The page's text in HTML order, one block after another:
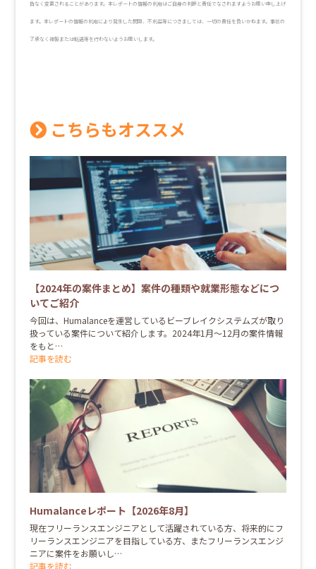
告なく変更されることがあります。本レポートの情報の利用はご自身の判断と責任でなされますようお願い申し上げ
ます。本レポートの情報の利用により発生した問題、不利益等につきましては、一切の責任を負いかねます。事前の
了承なく複製または転送等を行わないようお願いします。
こちらもオススメ
【2024年の案件まとめ】案件の種類や就業形態などにつ
いてご紹介
今回は、Humalanceを運営しているビーブレイクシステムズが取り
扱っている案件について紹介します。2024年1月～12月の案件情報
をもと…
記事を読む
Humalanceレポート【2026年8月】
現在フリーランスエンジニアとして活躍されている方、将来的にフ
リーランスエンジニアを目指している方、またフリーランスエンジ
ニアに案件をお願いし…
記事を読む